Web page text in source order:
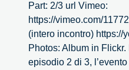
Part: 2/3 url Vimeo:
https://vimeo.com/
(intero incontro) https://
Photos: Album in
episodio 2 di 3,